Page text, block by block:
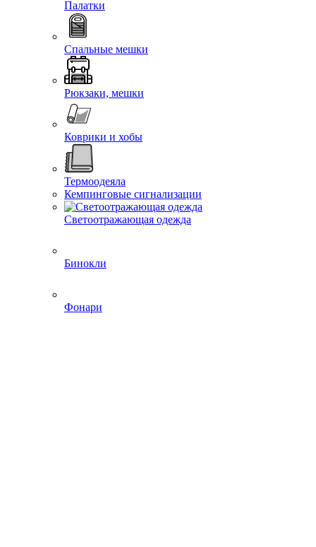
Палатки
Спальные мешки
Рюкзаки, мешки
Коврики и хобы
Термоодеяла
Кемпинговые сигнализации
Светоотражающая одежда
Бинокли
Фонари